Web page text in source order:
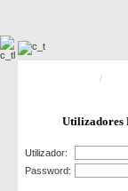
/
Utilizadores
Utilizador:
Password: